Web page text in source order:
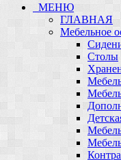
МЕНЮ
ГЛАВНАЯ
Мебельное
Столы